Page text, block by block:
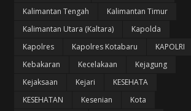
Kalimantan Tengah
Kalimantan Timur
Kalimantan Utara (Kaltara)
Kapolda
Kapolres
Kapolres Kotabaru
KAPOLRI
Kebakaran
Kecelakaan
Kejagung
Kejaksaan
Kejari
KESEHATA
KESEHATAN
Kesenian Kota